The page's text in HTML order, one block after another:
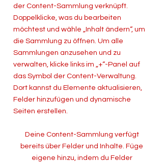
der Content-Sammlung verknüpft.
Doppelklicke, was du bearbeiten
möchtest und wähle „Inhalt ändern“, um
die Sammlung zu öffnen. Um alle
Sammlungen anzusehen und zu
verwalten, klicke links im „+“-Panel auf
das Symbol der Content-Verwaltung.
Dort kannst du Elemente aktualisieren,
Felder hinzufügen und dynamische
Seiten erstellen.
Deine Content-Sammlung verfügt
bereits über Felder und Inhalte. Füge
eigene hinzu, indem du Felder